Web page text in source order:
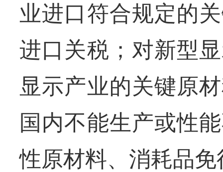
业进口符合规定的
进口关税；对新型
显示产业的关键原
国内不能生产或性
性原材料、消耗品